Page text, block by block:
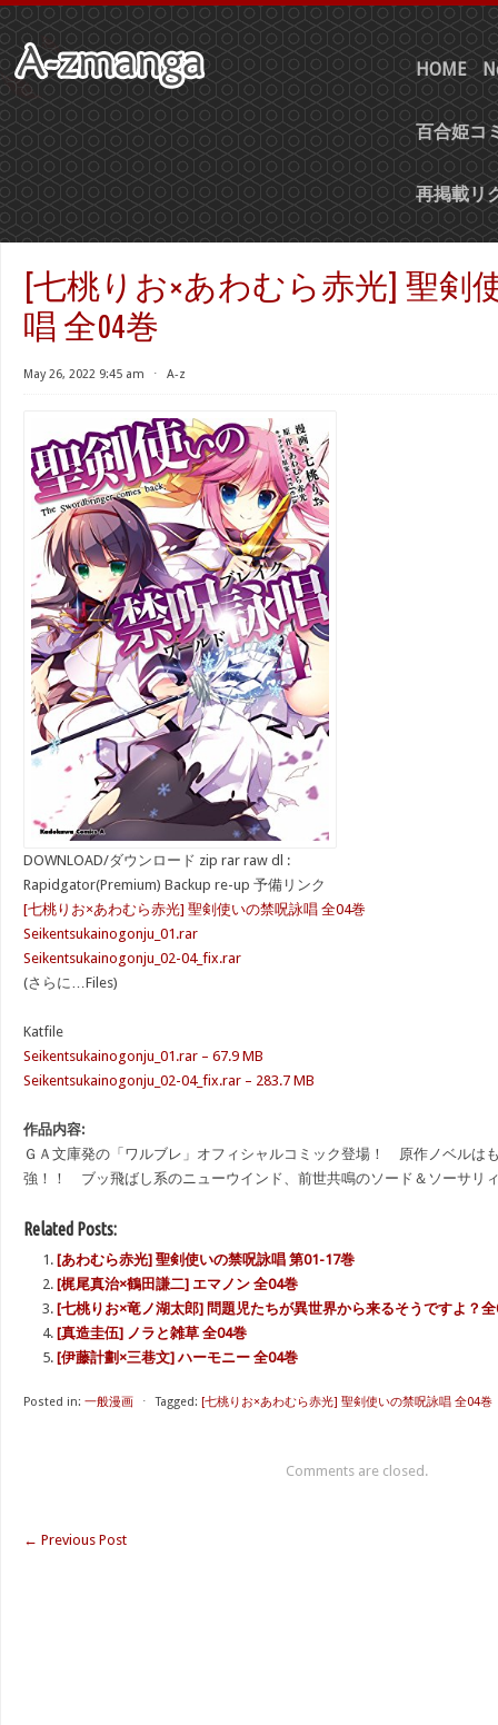
HOME
百合姫コ
再掲載リ
[七桃りお×あわむら赤光] 聖剣
唱 全04巻
May 26, 2022 9:45 am ⋅ A-z
DOWNLOAD/ダウンロード zip rar raw dl :
Rapidgator(Premium) Backup re-up 予備リンク
[七桃りお×あわむら赤光] 聖剣使いの禁呪詠唱 全04巻
Seikentsukainogonju_01.rar
Seikentsukainogonju_02-04_fix.rar
(さらに…Files)
Katfile
Seikentsukainogonju_01.rar – 67.9 MB
Seikentsukainogonju_02-04_fix.rar – 283.7 MB
作品内容:
ＧＡ文庫発の「ワルブレ」オフィシャルコミック登場！ 原作ノベルは
強！！ ブッ飛ばし系のニューウインド、前世共鳴のソード＆ソーサリ
Related Posts:
[あわむら赤光] 聖剣使いの禁呪詠唱 第01-17巻
[梶尾真治×鶴田謙二] エマノン 全04巻
[七桃りお×竜ノ湖太郎] 問題児たちが異世界から来るそうですよ？
[真造圭伍] ノラと雑草 全04巻
[伊藤計劃×三巷文] ハーモニー 全04巻
Posted in: 一般漫画 ⋅ Tagged: [七桃りお×あわむら赤光] 聖剣使いの禁呪詠唱 全04巻
Comments are closed.
← Previous Post